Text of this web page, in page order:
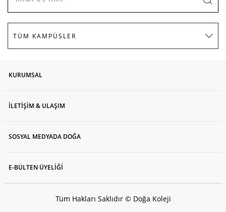
KURUMSAL
İLETİŞİM & ULAŞIM
SOSYAL MEDYADA DOĞA
E-BÜLTEN ÜYELİĞİ
Tüm Hakları Saklıdır © Doğa Koleji